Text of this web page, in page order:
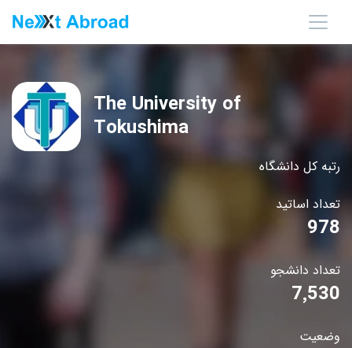
رتبه کل دانشگاه
تعداد اساتید
978
تعداد دانشجو
7٬530
وضعیت
The University of
Tokushima